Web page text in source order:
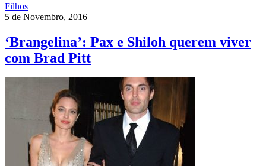
Filhos
5 de Novembro, 2016
‘Brangelina’: Pax e Shiloh querem viver
com Brad Pitt